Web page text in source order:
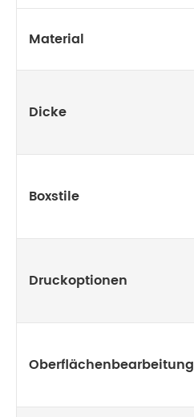
Material
Dicke
Boxstile
Druckoptionen
Oberflächenbearbeitung